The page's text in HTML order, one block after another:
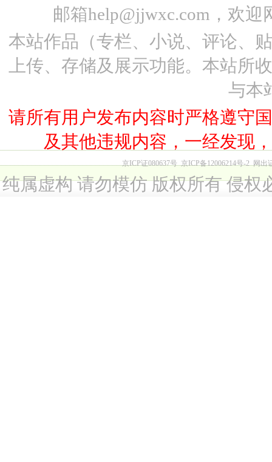
邮箱help@jjwxc.com，欢
本站作品（专栏、小说、评论、
上传、存储及展示功能。本站所
与本
请所有用户发布内容时严格遵守
及其他违规内容，一经发现
京ICP证080637号 京ICP备12006214号-2 网出
纯属虚构 请勿模仿 版权所有 侵权